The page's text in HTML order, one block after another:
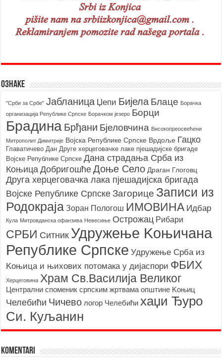
Ознаке
"Срби за Србе" Јабланица Џепи Бијела Блаце Борачкa
организацијa Републике Српске Борачком језеро Борци
Брадина Брђани Бјеловчина Високопреосвећени
Митрополит Димитрије Војска Републике Српске Врдоље Гацко
Главатичево Дан Друге херцеговачке лаке пјешадијске бригаде
Војске Републике Српске Дана страдања Срба из
Коњица Добригошће Доње Село Драган Глоговц
Друга херцеговачка лака пјешадијска бригада
Војске Републике Српске Загорице Записи из
Родoкраја Зоран Пологош ИМОВИНА Идбар
Кула Митровданска офанзива Невесињe Острожац Рибари
СРБИ Ситник Удружење Kоњичана
Републике Српске Удружење Срба из
Kоњица и њихових потомака у дијаспори ФБИХ
Херцеговина Храм Св.Василија Великог
Централни споменик српским жртвама општине Kоњиц
Челебићи Чичево логор Челебићи хаџи Ђуро
Си. Куљанин
Komentari